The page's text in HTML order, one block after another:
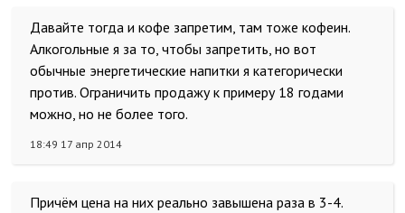
Давайте тогда и кофе запретим, там тоже кофеин.
Алкогольные я за то, чтобы запретить, но вот
обычные энергетические напитки я категорически
против. Ограничить продажу к примеру 18 годами
можно, но не более того.
18:49 17 апр 2014
Причём цена на них реально завышена раза в 3-4.